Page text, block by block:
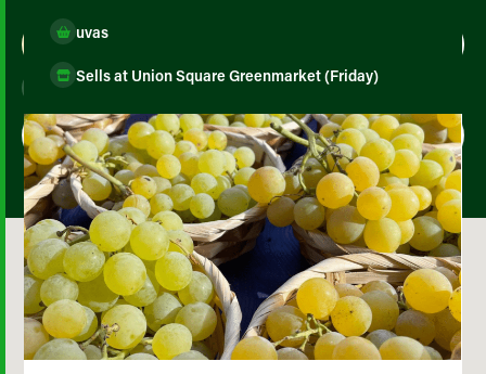
Map View
uvas
Sells at Union Square Greenmarket (Friday)